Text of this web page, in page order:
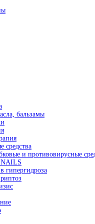
бальзамы
средства
и противовирусные
гипергидроза